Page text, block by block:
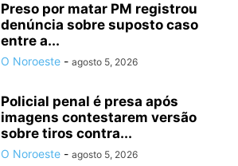
Preso por matar PM registrou
denúncia sobre suposto caso
entre a...
O Noroeste - agosto 5, 2026
Policial penal é presa após
imagens contestarem versão
sobre tiros contra...
O Noroeste - agosto 5, 2026